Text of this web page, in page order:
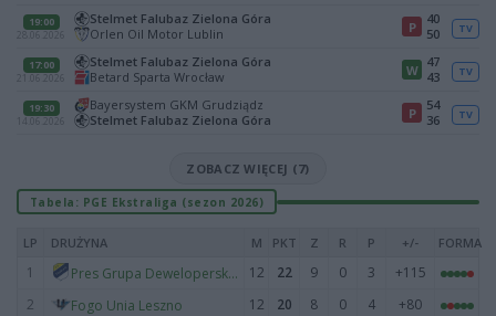
19:00
28.06.2026
Stelmet Falubaz Zielona Góra
Orlen Oil Motor Lublin
P
40
50
TV
17:00
21.06.2026
Stelmet Falubaz Zielona Góra
Betard Sparta Wrocław
W 47
43
TV
19:30
14.06.2026
Bayersystem GKM Grudziądz
Stelmet Falubaz Zielona Góra
P
54
36
TV
ZOBACZ WIĘCEJ (7)
Tabela: PGE Ekstraliga (sezon 2026)
LP DRUŻYNA M PKT Z R P +/- FORMA
1 Pres Grupa Deweloperska Toruń 12 22 9 0 3
+115
2
Fogo Unia Leszno 12 20 8 0 4
+80